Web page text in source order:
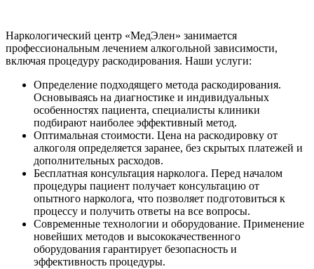
Наркологический центр «МедЭлен» занимается
профессиональным лечением алкогольной зависимости,
включая процедуру раскодирования. Наши услуги:
Определение подходящего метода раскодирования.
Основываясь на диагностике и индивидуальных
особенностях пациента, специалисты клиники
подбирают наиболее эффективный метод.
Оптимальная стоимости. Цена на раскодировку от
алкоголя определяется заранее, без скрытых платежей и
дополнительных расходов.
Бесплатная консультация нарколога. Перед началом
процедуры пациент получает консультацию от
опытного нарколога, что позволяет подготовиться к
процессу и получить ответы на все вопросы.
Современные технологии и оборудование. Применение
новейших методов и высококачественного
оборудования гарантирует безопасность и
эффективность процедуры.